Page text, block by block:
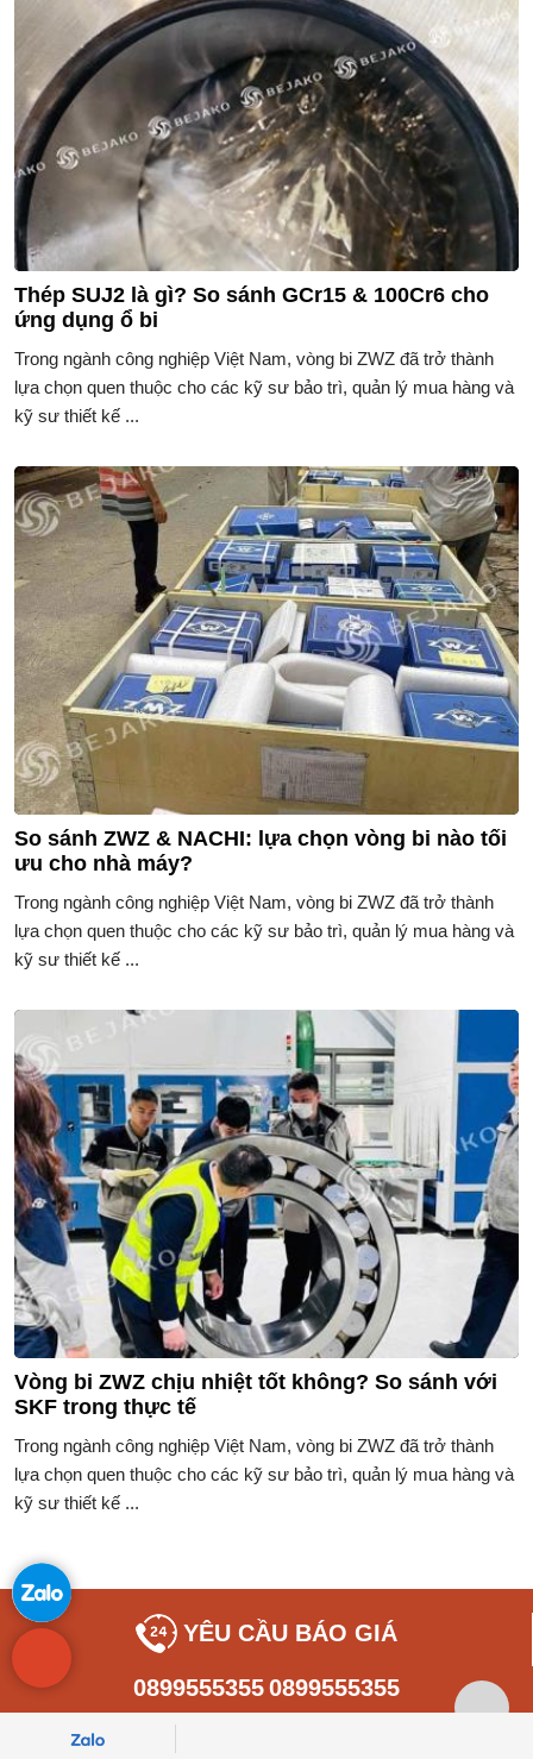
Thép SUJ2 là gì? So sánh GCr15 & 100Cr6 cho
ứng dụng ổ bi
Trong ngành công nghiệp Việt Nam, vòng bi ZWZ đã trở thành
lựa chọn quen thuộc cho các kỹ sư bảo trì, quản lý mua hàng và
kỹ sư thiết kế ...
So sánh ZWZ & NACHI: lựa chọn vòng bi nào tối
ưu cho nhà máy?
Trong ngành công nghiệp Việt Nam, vòng bi ZWZ đã trở thành
lựa chọn quen thuộc cho các kỹ sư bảo trì, quản lý mua hàng và
kỹ sư thiết kế ...
Vòng bi ZWZ chịu nhiệt tốt không? So sánh với
SKF trong thực tế
Trong ngành công nghiệp Việt Nam, vòng bi ZWZ đã trở thành
lựa chọn quen thuộc cho các kỹ sư bảo trì, quản lý mua hàng và
kỹ sư thiết kế ...
YÊU CẦU BÁO GIÁ
08995553550899555355